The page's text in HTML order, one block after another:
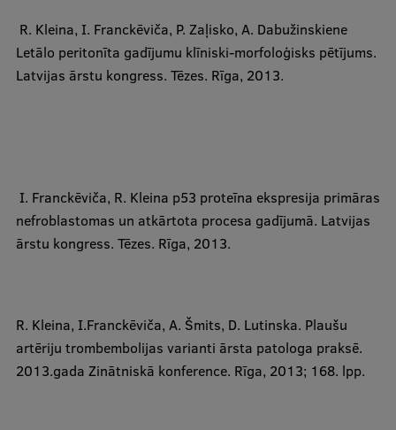
R. Kleina, I. Franckēviča, P. Zaļisko, A. Dabužinskiene
Letālo peritonīta gadījumu klīniski-morfoloģisks pētījums.
Latvijas ārstu kongress. Tēzes. Rīga, 2013.
​ I. Franckēviča, R. Kleina p53 proteīna ekspresija primāras
nefroblastomas un atkārtota procesa gadījumā. Latvijas
ārstu kongress. Tēzes. Rīga, 2013.
R. Kleina, I.Franckēviča, A. Šmits, D. Lutinska. Plaušu
artēriju trombembolijas varianti ārsta patologa praksē.
2013.gada Zinātniskā konference. Rīga, 2013; 168. lpp.